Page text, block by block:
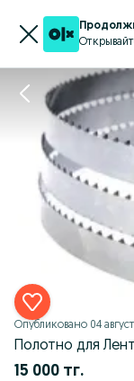
Опубликовано 04
Полотно для
15 000 тг.